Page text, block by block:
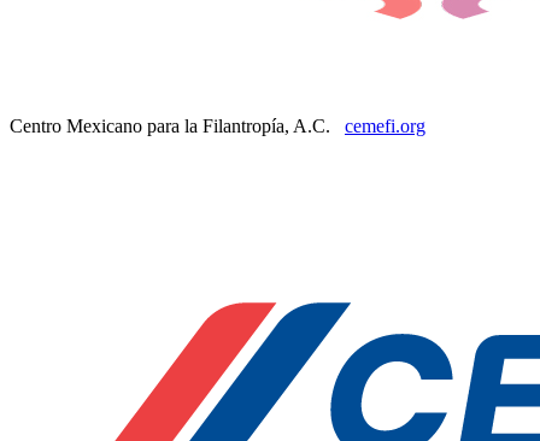
Centro Mexicano para la Filantropía, A.C. cemefi.org